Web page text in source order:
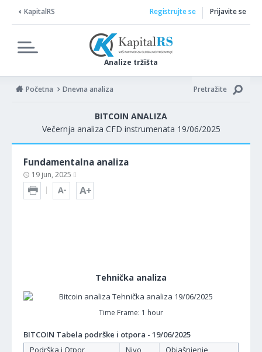
KapitalRS
Analize tržišta
Registrujte se Prijavite se
Početna Dnevna analiza Pretražite
BITCOIN ANALIZA
Večernja analiza CFD instrumenata 19/06/2025
Fundamentalna analiza
19 jun, 2025
Tehnička analiza
Time Frame: 1 hour
BITCOIN Tabela podrške i otpora - 19/06/2025
Podrška i Otpor
Nivo
Objašnjenje